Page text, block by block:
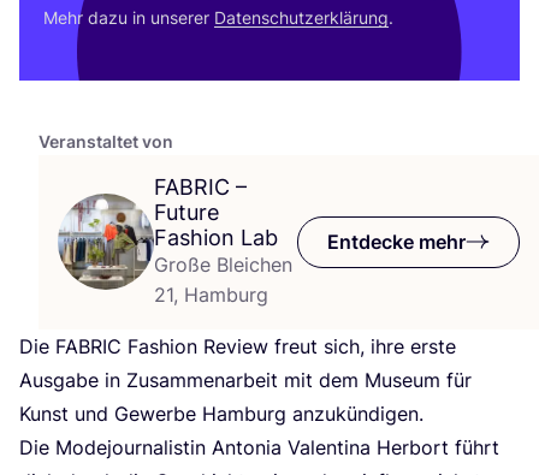
Veranstaltet von
FABRIC –
Future
Fashion Lab
Große Bleichen
21, Hamburg
Entdecke mehr
Die FABRIC Fashion Review freut sich, ihre ers­te
Aus­ga­be in Zusam­men­ar­beit mit dem Muse­um für
Kunst und Gewer­be Ham­burg anzukündigen.
Die Mode­jour­na­lis­tin Anto­nia Valen­ti­na Her­b­ort führt
Mehr dazu in unse­rer Daten­schutz­er­klä­rung.